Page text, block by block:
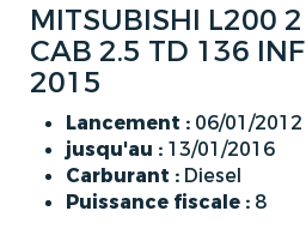
MITSUBISHI L200
CAB 2.5 TD 136
2015
Lancement : 06/01/2012
jusqu'au : 13/01/2016
Carburant : Diesel
Puissance fiscale : 8